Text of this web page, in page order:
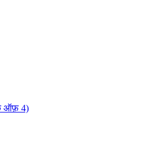
ऑफ़ 4)